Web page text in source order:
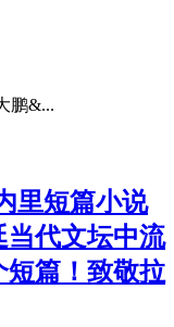
鹏&...
里短篇小说
当代文坛中流
短篇！致敬拉